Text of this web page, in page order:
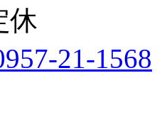
休
21-1568